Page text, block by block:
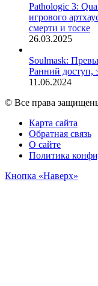
Pathologic 3:
игрового
смерти и тоске
26.03.2025
Soulmask:
Ранний доступ,
11.06.2024
© Все права
Карта сайта
Обратная связь
О сайте
Политика
Кнопка «Наверх»